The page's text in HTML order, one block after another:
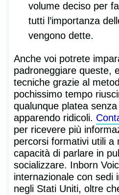
volume deciso per
tutti l’importanza
vengono dette.
Anche voi potrete
padroneggiare queste,
tecniche grazie al
pochissimo tempo
qualunque platea
apparendo ridicoli.
per ricevere più
percorsi formativi utili a
capacità di parlare in
socializzare. Inborn
internazionale con sedi
negli Stati Uniti, oltre